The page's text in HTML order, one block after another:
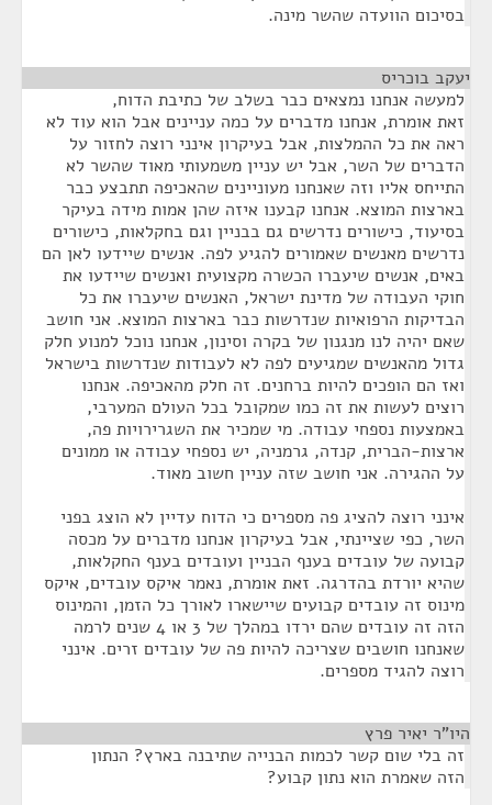
בסיכום הוועדה שהשר מינה.
יעקב בוכריס
למעשה אנחנו נמצאים כבר בשלב של כתיבת הדוח,
זאת אומרת, אנחנו מדברים על כמה עניינים אבל הוא עוד לא
ראה את כל ההמלצות, אבל בעיקרון אינני רוצה לחזור על
הדברים של השר, אבל יש עניין משמעותי מאוד שהשר לא
התייחס אליו וזה שאנחנו מעוניינים שהאכיפה תתבצע כבר
בארצות המוצא. אנחנו קבענו איזה שהן אמות מידה בעיקר
בסיעוד, כישורים נדרשים גם בבניין וגם בחקלאות, כישורים
נדרשים מאנשים שאמורים להגיע לפה. אנשים שיידעו לאן הם
באים, אנשים שיעברו הכשרה מקצועית ואנשים שיידעו את
חוקי העבודה של מדינת ישראל, האנשים שיעברו את כל
הבדיקות הרפואיות שנדרשות כבר בארצות המוצא. אני חושב
שאם יהיה לנו מנגנון של בקרה וסינון, אנחנו נוכל למנוע חלק
גדול מהאנשים שמגיעים לפה לא לעבודות שנדרשות בישראל
ואז הם הופכים להיות ברחנים. זה חלק מהאכיפה. אנחנו
רוצים לעשות את זה כמו שמקובל בכל העולם המערבי,
באמצעות נספחי עבודה. מי שמכיר את השגרירויות פה,
ארצות-הברית, קנדה, גרמניה, יש נספחי עבודה או ממונים
על ההגירה. אני חושב שזה עניין חשוב מאוד.
אינני רוצה להציג פה מספרים כי הדוח עדיין לא הוצג בפני
השר, כפי שציינתי, אבל בעיקרון אנחנו מדברים על מכסה
קבועה של עובדים בענף הבניין ועובדים בענף החקלאות,
שהיא יורדת בהדרגה. זאת אומרת, נאמר איקס עובדים, איקס
מינוס זה עובדים קבועים שיישארו לאורך כל הזמן, והמינוס
הזה זה עובדים שהם ירדו במהלך של 3 או 4 שנים לרמה
שאנחנו חושבים שצריכה להיות פה של עובדים זרים. אינני
רוצה להגיד מספרים.
היו"ר יאיר פרץ
זה בלי שום קשר לכמות הבנייה שתיבנה בארץ? הנתון
הזה שאמרת הוא נתון קבוע?